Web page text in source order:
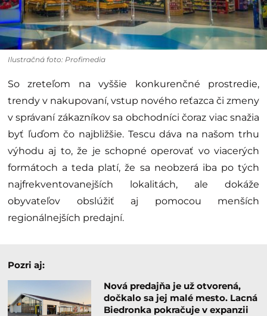
Ilustračná foto: Profimedia
So zreteľom na vyššie konkurenčné prostredie,
trendy v nakupovaní, vstup nového reťazca či zmeny
v správaní zákazníkov sa obchodníci čoraz viac snažia
byť ľuďom čo najbližšie. Tescu dáva na našom trhu
výhodu aj to, že je schopné operovať vo viacerých
formátoch a teda platí, že sa neobzerá iba po tých
najfrekventovanejších lokalitách, ale dokáže
obyvateľov obslúžiť aj pomocou menších
regionálnejších predajní.
Pozri aj:
Nová predajňa je už otvorená,
dočkalo sa jej malé mesto. Lacná
Biedronka pokračuje v expanzii